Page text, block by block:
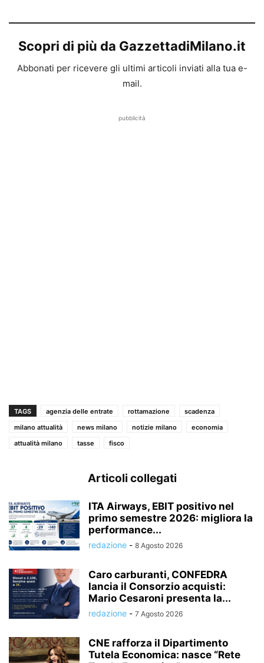
Scopri di più da GazzettadiMilano.it
Abbonati per ricevere gli ultimi articoli inviati alla tua e-
mail.
pubblicità
TAGS agenzia delle entrate rottamazione
scadenza
milano attualità
news milano notizie milano
economia
attualità milano
tasse fisco
Articoli collegati
ITA Airways, EBIT positivo nel
primo semestre 2026: migliora la
performance...
redazione - 8 Agosto 2026
Caro carburanti, CONFEDRA
lancia il Consorzio acquisti:
Mario Cesaroni presenta la...
redazione - 7 Agosto 2026
CNE rafforza il Dipartimento
Tutela Economica: nasce “Rete